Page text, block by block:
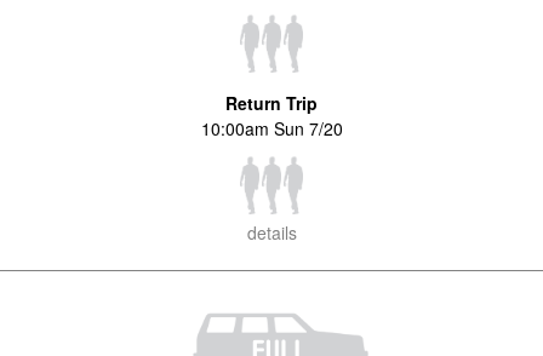
Return Trip
10:00am Sun 7/20
details